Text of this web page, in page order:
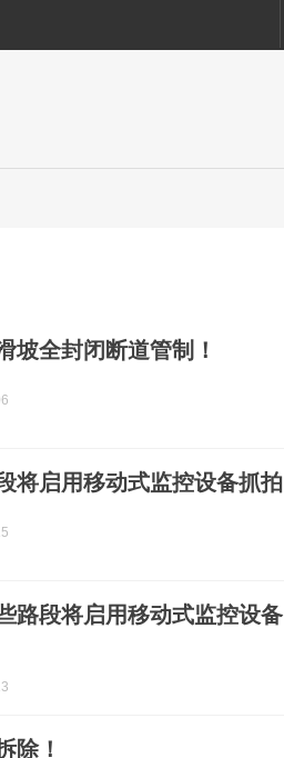
坡全封闭断道管制！
将启用移动式监控设备抓拍
路段将启用移动式监控设备
除！